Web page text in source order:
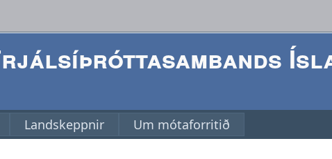
Landskeppnir Um mótaforritið